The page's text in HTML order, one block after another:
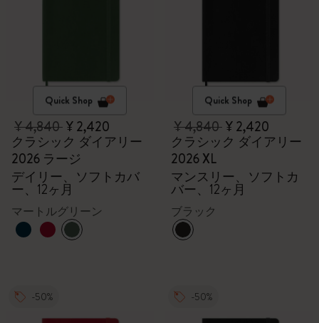
Quick Shop
¥ 4,840¥ 2,420
クラシック ダイアリー
2026 ラージ
デイリー、ソフトカバ
ー、12ヶ月
マートルグリーン
Quick Shop
¥ 4,840¥ 2,420
クラシック ダイアリー
2026 XL
マンスリー、ソフトカ
バー、12ヶ月
ブラック
-50% -50%